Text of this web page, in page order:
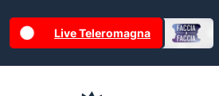
Live Teleromagna